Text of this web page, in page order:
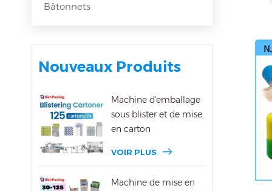
Bâtonnets
Nouveaux Produits
Machine d'emballage
sous blister et de mise
en carton
VOIR PLUS
Machine de mise en